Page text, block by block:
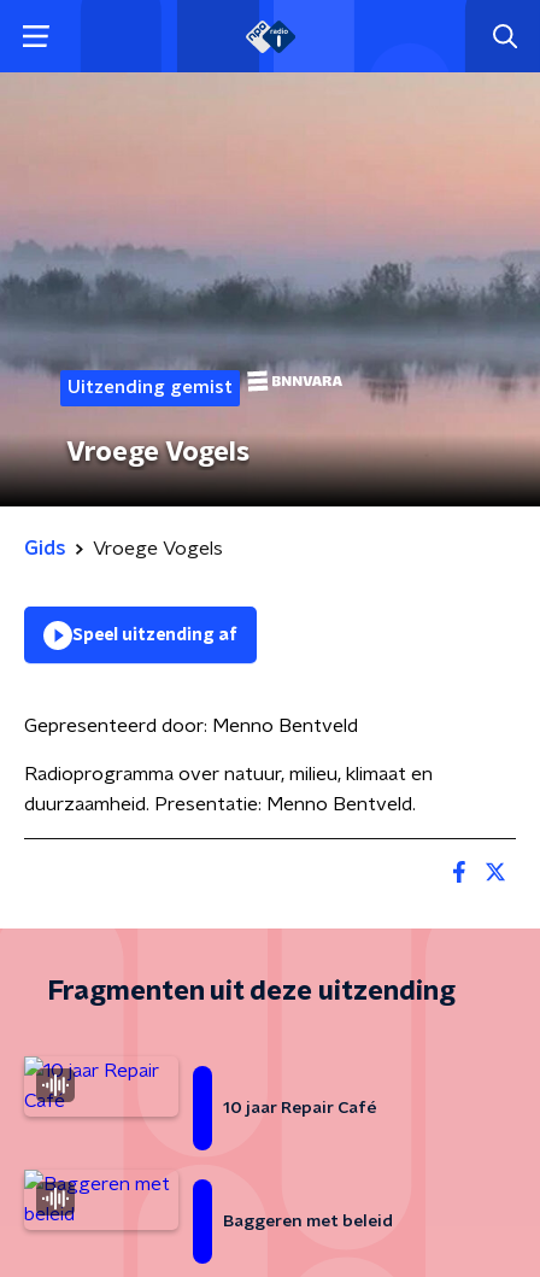
Uitzending gemist
Vroege Vogels
Gids Vroege Vogels
Speel uitzending af
Gepresenteerd door: Menno Bentveld
Radioprogramma over natuur, milieu, klimaat en
duurzaamheid. Presentatie: Menno Bentveld.
Fragmenten uit deze uitzending
10 jaar Repair Café
Baggeren met beleid